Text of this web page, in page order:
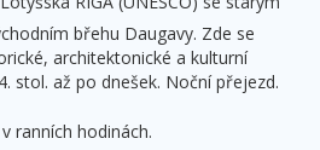
břehu Daugavy. Zde se
architektonické a kulturní
stol. až po dnešek. Noční přejezd.
ranních hodinách.